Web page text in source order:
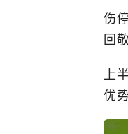
伤
回
上
优